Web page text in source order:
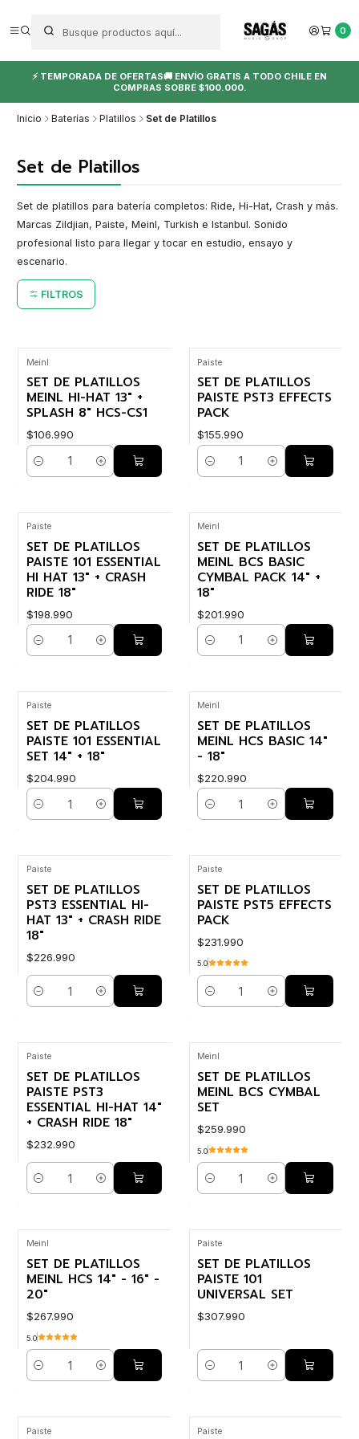
0
⚡ TEMPORADA DE OFERTAS🚚 ENVÍO GRATIS A TODO CHILE EN
COMPRAS SOBRE $100.000.
Inicio Baterías Platillos Set de Platillos
Set de Platillos
Set de platillos para batería completos: Ride, Hi-Hat, Crash y más.
Marcas Zildjian, Paiste, Meinl, Turkish e Istanbul. Sonido
profesional listo para llegar y tocar en estudio, ensayo y
escenario.
FILTROS
Meinl
SET DE PLATILLOS
MEINL HI-HAT 13" +
SPLASH 8" HCS-CS1
$106.990
Cantidad
Paiste
SET DE PLATILLOS
PAISTE PST3 EFFECTS
PACK
$155.990
Cantidad
Paiste
SET DE PLATILLOS
PAISTE 101 ESSENTIAL
HI HAT 13" + CRASH
RIDE 18"
$198.990
Cantidad
Meinl
SET DE PLATILLOS
MEINL BCS BASIC
CYMBAL PACK 14" +
18"
$201.990
Cantidad
Paiste
SET DE PLATILLOS
PAISTE 101 ESSENTIAL
SET 14" + 18"
$204.990
Cantidad
Meinl
SET DE PLATILLOS
MEINL HCS BASIC 14"
- 18"
$220.990
Cantidad
Paiste
SET DE PLATILLOS
PST3 ESSENTIAL HI-
HAT 13" + CRASH RIDE
18"
$226.990
Cantidad
Paiste
SET DE PLATILLOS
PAISTE PST5 EFFECTS
PACK
$231.990
5.0
Cantidad
Paiste
SET DE PLATILLOS
PAISTE PST3
ESSENTIAL HI-HAT 14"
+ CRASH RIDE 18"
$232.990
Cantidad
Meinl
SET DE PLATILLOS
MEINL BCS CYMBAL
SET
$259.990
5.0
Cantidad
Meinl
SET DE PLATILLOS
MEINL HCS 14" - 16" -
20"
$267.990
5.0
Cantidad
Paiste
SET DE PLATILLOS
PAISTE 101
UNIVERSAL SET
$307.990
Cantidad
Paiste Paiste